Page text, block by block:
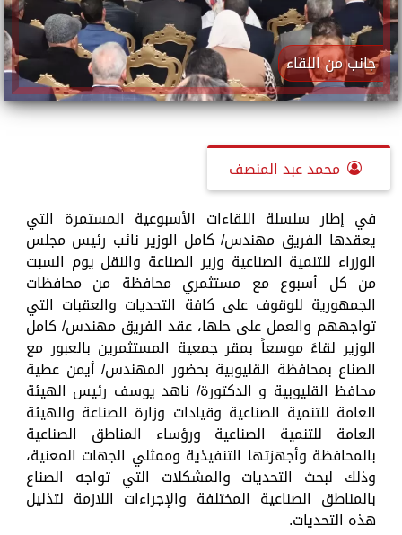
جانب من اللقاء
محمد عبد المنصف
في إطار سلسلة اللقاءات الأسبوعية المستمرة التي
يعقدها الفريق مهندس/ كامل الوزير نائب رئيس مجلس
الوزراء للتنمية الصناعية وزير الصناعة والنقل يوم السبت
من كل أسبوع مع مستثمري محافظة من محافظات
الجمهورية للوقوف على كافة التحديات والعقبات التي
تواجههم والعمل على حلها، عقد الفريق مهندس/ كامل
الوزير لقاءً موسعاً بمقر جمعية المستثمرين بالعبور مع
الصناع بمحافظة القليوبية بحضور المهندس/ أيمن عطية
محافظ القليوبية و الدكتورة/ ناهد يوسف رئيس الهيئة
العامة للتنمية الصناعية وقيادات وزارة الصناعة والهيئة
العامة للتنمية الصناعية ورؤساء المناطق الصناعية
بالمحافظة وأجهزتها التنفيذية وممثلي الجهات المعنية،
وذلك لبحث التحديات والمشكلات التي تواجه الصناع
بالمناطق الصناعية المختلفة والإجراءات اللازمة لتذليل
هذه التحديات.